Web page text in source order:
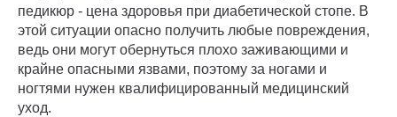
педикюр - цена здоровья при диабетической стопе. В
этой ситуации опасно получить любые повреждения,
ведь они могут обернуться плохо заживающими и
крайне опасными язвами, поэтому за ногами и
ногтями нужен квалифицированный медицинский
уход.